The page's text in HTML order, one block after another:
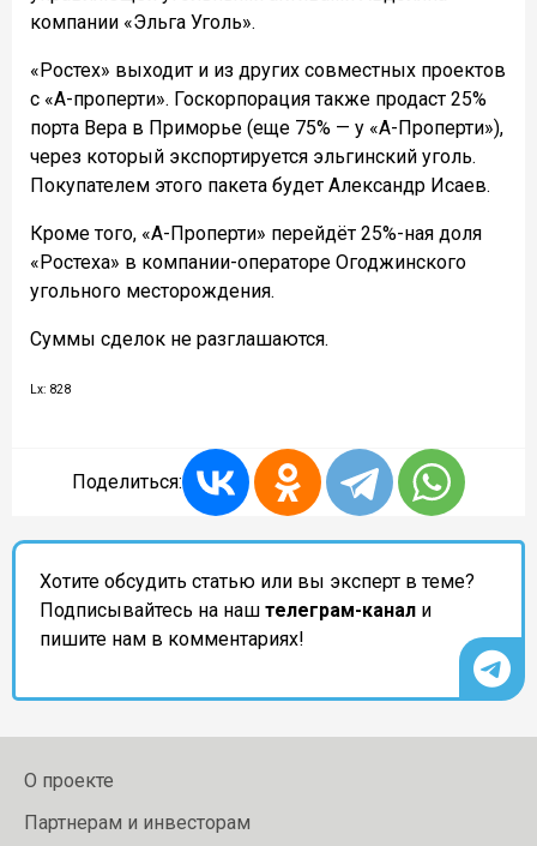
компании «Эльга Уголь».
«Ростех» выходит и из других совместных проектов
с «А-проперти». Госкорпорация также продаст 25%
порта Вера в Приморье (еще 75% — у «А-Проперти»),
через который экспортируется эльгинский уголь.
Покупателем этого пакета будет Александр Исаев.
Кроме того, «А-Проперти» перейдёт 25%-ная доля
«Ростеха» в компании-операторе Огоджинского
угольного месторождения.
Суммы сделок не разглашаются.
Lx: 828
Поделиться:
Хотите обсудить статью или вы эксперт в теме?
Подписывайтесь на наш телеграм-канал и
пишите нам в комментариях!
О проекте
Партнерам и инвесторам